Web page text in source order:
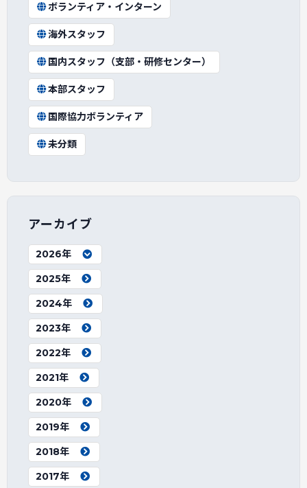
ボランティア・インターン
海外スタッフ
国内スタッフ（支部・研修センター）
本部スタッフ
国際協力ボランティア
未分類
アーカイブ
2026年
2025年
2024年
2023年
2022年
2021年
2020年
2019年
2018年
2017年